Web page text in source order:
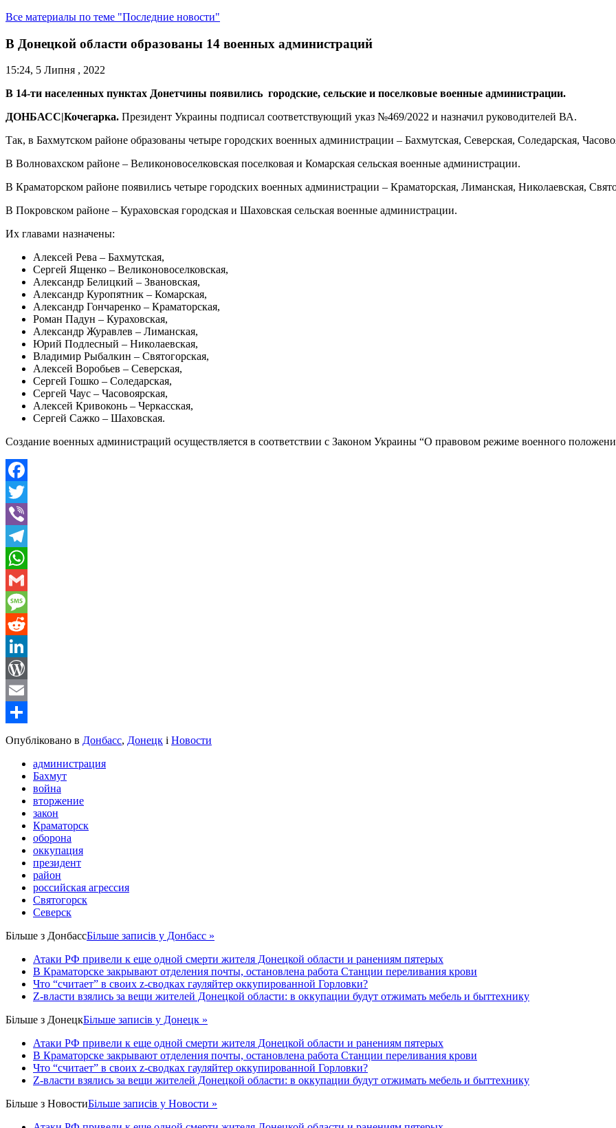
Все материалы по теме "Последние новости"
В Донецкой области образованы 14 военных администраций
15:24, 5 Липня , 2022
В 14-ти населенных пунктах Донетчины появились городские, сельские и поселковые военные администрации.
ДОНБАСС|Кочегарка. Президент Украины подписал соответствующий указ №469/2022 и назначил руководителей ВА.
Так, в Бахмутском районе образованы четыре городских военных администрации – Бахмутская, Северская, Соледарская,
В Волновахском районе – Великоновоселковская поселковая и Комарская сельская военные администрации.
В Краматорском районе появились четыре городских военных администрации – Краматорская, Лиманская, Николаевская,
В Покровском районе – Кураховская городская и Шаховская сельская военные администрации.
Их главами назначены:
Алексей Рева – Бахмутская,
Сергей Ященко – Великоновоселковская,
Александр Белицкий – Звановская,
Александр Куропятник – Комарская,
Александр Гончаренко – Краматорская,
Роман Падун – Кураховская,
Александр Журавлев – Лиманская,
Юрий Подлесный – Николаевская,
Владимир Рыбалкин – Святогорская,
Алексей Воробьев – Северская,
Сергей Гошко – Соледарская,
Сергей Чаус – Часовоярская,
Алексей Кривоконь – Черкасская,
Сергей Сажко – Шаховская.
Создание военных администраций осуществляется в соответствии с Законом Украины “О правовом режиме военного
Facebook
Twitter
Viber
Telegram
WhatsApp
Gmail
Message
Reddit
LinkedIn
WordPress
Email
Share
Опубліковано в Донбасс, Донецк і Новости
администрация
Бахмут
война
вторжение
закон
Краматорск
оборона
оккупация
президент
район
российская агрессия
Святогорск
Северск
Більше з ДонбассБільше записів у Донбасс »
Атаки РФ привели к еще одной смерти жителя Донецкой области и ранениям пятерых
В Краматорске закрывают отделения почты, остановлена работа Станции переливания крови
Что “считает” в своих z-сводках гауляйтер оккупированной Горловки?
Z-власти взялись за вещи жителей Донецкой области: в оккупации будут отжимать мебель и быттехнику
Більше з ДонецкБільше записів у Донецк »
Атаки РФ привели к еще одной смерти жителя Донецкой области и ранениям пятерых
В Краматорске закрывают отделения почты, остановлена работа Станции переливания крови
Что “считает” в своих z-сводках гауляйтер оккупированной Горловки?
Z-власти взялись за вещи жителей Донецкой области: в оккупации будут отжимать мебель и быттехнику
Більше з НовостиБільше записів у Новости »